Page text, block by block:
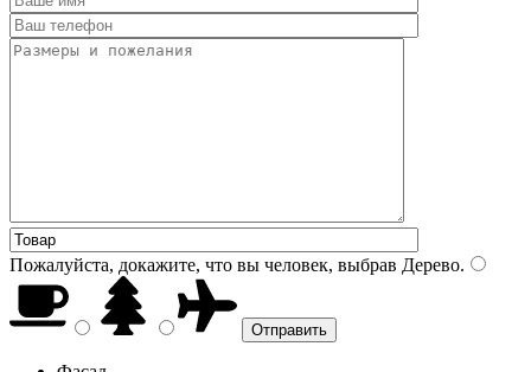
Пожалуйста, докажите, что вы человек, выбрав Дерево.